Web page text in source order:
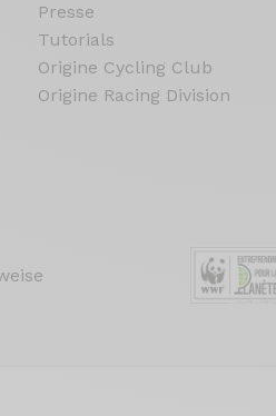
Presse
Tutorials
Origine Cycling Club
Origine Racing Division